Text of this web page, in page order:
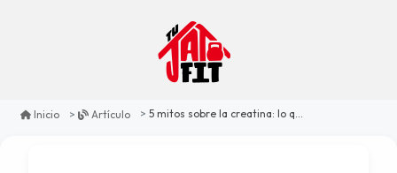
Inicio Artículo 5 mitos sobre la creatina: lo que debes saber antes de tomarla